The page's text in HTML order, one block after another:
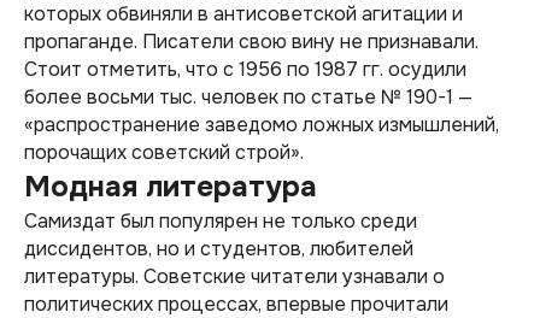
которых обвиняли в антисоветской агитации и
пропаганде. Писатели свою вину не признавали.
Стоит отметить, что с 1956 по 1987 гг. осудили
более восьми тыс. человек по статье № 190-1 —
«распространение заведомо ложных измышлений,
порочащих советский строй».
Модная литература
Самиздат был популярен не только среди
диссидентов, но и студентов, любителей
литературы. Советские читатели узнавали о
политических процессах, впервые прочитали